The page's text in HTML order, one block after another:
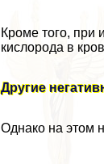
Кроме того, при
кислорода в
Другие
Однако на этом